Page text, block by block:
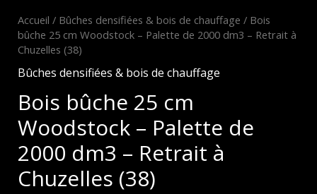
Accueil / Bûches densifiées & bois de chauffage / Bois
bûche 25 cm Woodstock – Palette de 2000 dm3 – Retrait à
Chuzelles (38)
Bûches densifiées & bois de chauffage
Bois bûche 25 cm
Woodstock – Palette de
2000 dm3 – Retrait à
Chuzelles (38)